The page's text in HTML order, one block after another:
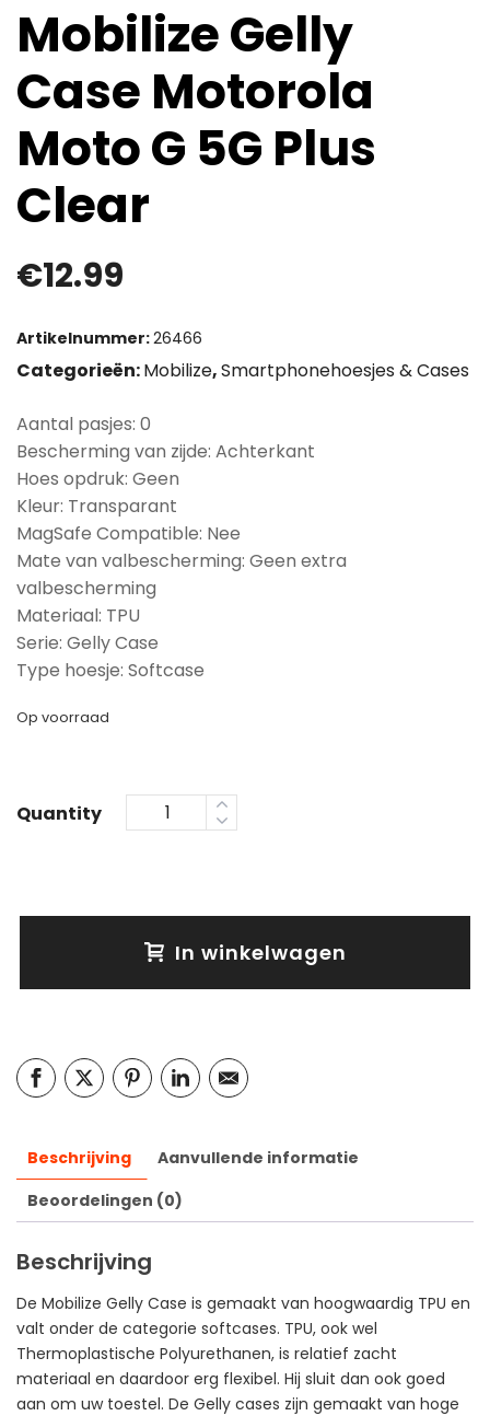
Mobilize Gelly
Case Motorola
Moto G 5G Plus
Clear
€12.99
Artikelnummer:26466
Categorieën:Mobilize,Smartphonehoesjes & Cases
Aantal pasjes: 0
Bescherming van zijde: Achterkant
Hoes opdruk: Geen
Kleur: Transparant
MagSafe Compatible: Nee
Mate van valbescherming: Geen extra
valbescherming
Materiaal: TPU
Serie: Gelly Case
Type hoesje: Softcase
Op voorraad
Quantity
In winkelwagen
Beschrijving
Aanvullende informatie
Beoordelingen (0)
Beschrijving
De Mobilize Gelly Case is gemaakt van hoogwaardig TPU en
valt onder de categorie softcases. TPU, ook wel
Thermoplastische Polyurethanen, is relatief zacht
materiaal en daardoor erg flexibel. Hij sluit dan ook goed
aan om uw toestel. De Gelly cases zijn gemaakt van hoge